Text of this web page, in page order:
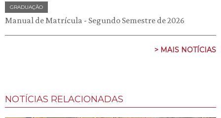
GRADUAÇÃO
Manual de Matrícula - Segundo Semestre de 2026
> MAIS NOTÍCIAS
NOTÍCIAS RELACIONADAS